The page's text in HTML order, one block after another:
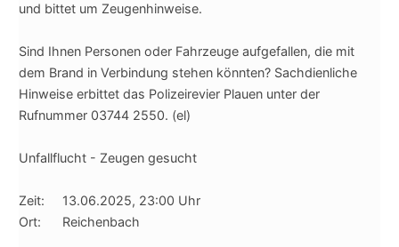
und bittet um Zeugenhinweise.
Sind Ihnen Personen oder Fahrzeuge aufgefallen, die mit
dem Brand in Verbindung stehen könnten? Sachdienliche
Hinweise erbittet das Polizeirevier Plauen unter der
Rufnummer 03744 2550. (el)
Unfallflucht - Zeugen gesucht
Zeit: 13.06.2025, 23:00 Uhr
Ort: Reichenbach